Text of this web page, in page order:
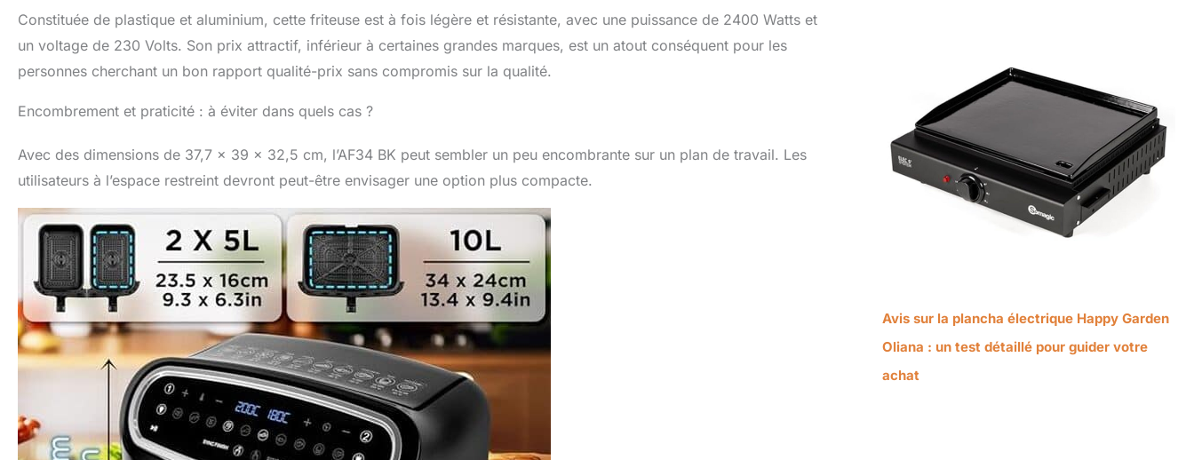
Constituée de plastique et aluminium, cette friteuse est à fois légère et résistante, avec une puissance de 2400 Watts et
un voltage de 230 Volts. Son prix attractif, inférieur à certaines grandes marques, est un atout conséquent pour les
personnes cherchant un bon rapport qualité-prix sans compromis sur la qualité.
Encombrement et praticité : à éviter dans quels cas ?
Avec des dimensions de 37,7 x 39 x 32,5 cm, l’AF34 BK peut sembler un peu encombrante sur un plan de travail. Les
utilisateurs à l’espace restreint devront peut-être envisager une option plus compacte.
Avis sur la plancha électrique Happy Garden
Oliana : un test détaillé pour guider votre
achat